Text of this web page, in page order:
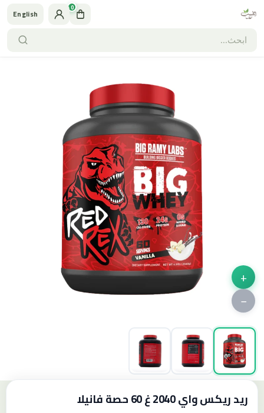
0
English
+
−
ريد ريكس واي 2040 غ 60 حصة فانيلا